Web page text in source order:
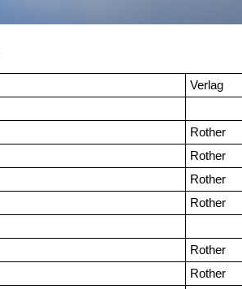
Verlag
Rother
Rother
Rother
Rother
Rother
Rother